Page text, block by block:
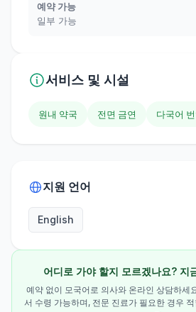
예약 가능
일부 가능
서비스 및 시설
원내 약국 전면 금연 다국어
지원 언어
English
어디로 가야 할지 모르겠나요? 지
예약 없이 모국어로 의사와 온라인 상담하세
서 수령 가능하며, 전문 진료가 필요한 경우